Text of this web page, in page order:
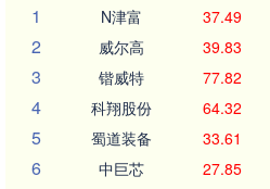
1
N津富 37.49
2 威尔高 39.83
3 锴威特 77.82
4 科翔股份 64.32
5 蜀道装备 33.61
6 中巨芯 27.85